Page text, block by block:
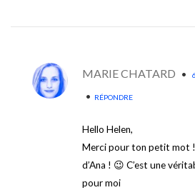
MARIE CHATARD •
• RÉPONDRE
Hello Helen,
Merci pour ton petit mot
d’Ana ! 😉 C’est une
pour moi